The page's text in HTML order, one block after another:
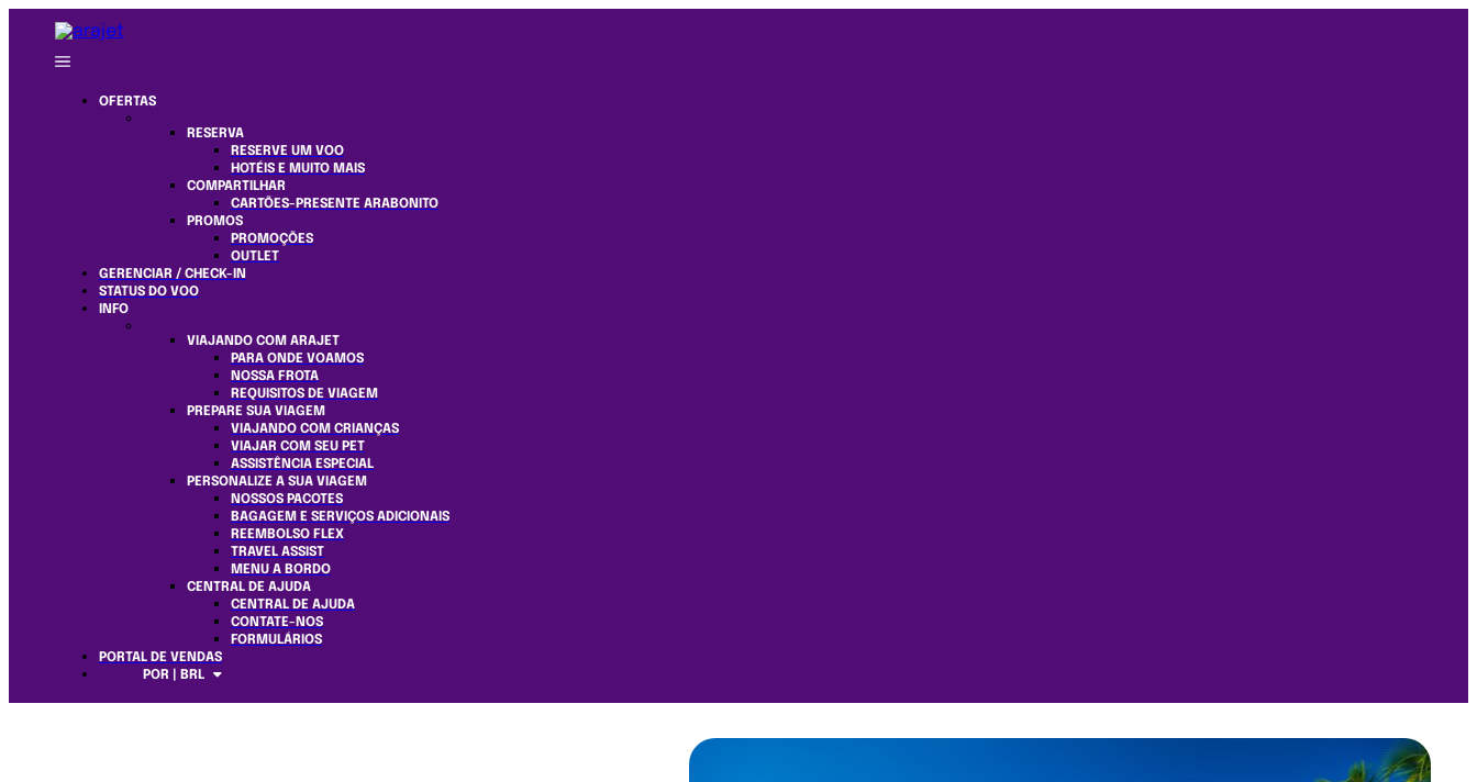
OFERTAS
RESERVA
RESERVE UM VOO
HOTÉIS E MUITO MAIS
COMPARTILHAR
CARTÕES-PRESENTE ARABONITO
PROMOS
PROMOÇÕES
OUTLET
GERENCIAR / CHECK-IN
STATUS DO VOO
INFO
VIAJANDO COM ARAJET
PARA ONDE VOAMOS
NOSSA FROTA
REQUISITOS DE VIAGEM
PREPARE SUA VIAGEM
VIAJANDO COM CRIANÇAS
VIAJAR COM SEU PET
ASSISTÊNCIA ESPECIAL
PERSONALIZE A SUA VIAGEM
NOSSOS PACOTES
BAGAGEM E SERVIÇOS ADICIONAIS
REEMBOLSO FLEX
TRAVEL ASSIST
MENU A BORDO
CENTRAL DE AJUDA
CENTRAL DE AJUDA
CONTATE-NOS
FORMULÁRIOS
PORTAL DE VENDAS
POR | BRL